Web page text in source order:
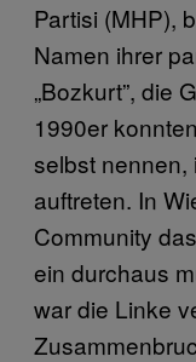
Partisi (MHP),
Namen ihrer
„Bozkurt”, die
1990er
selbst nennen,
auftreten. In
Community
ein durchaus
war die Linke